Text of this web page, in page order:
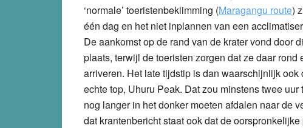
‘normale’ toeristenbeklimming (Maragangu route)
één dag en het niet inplannen van een
De aankomst op de rand van de krater vond door
plaats, terwijl de toeristen zorgen dat ze daar
arriveren. Het late tijdstip is dan waarschijnlijk
echte top, Uhuru Peak. Dat zou minstens twee
nog langer in het donker moeten afdalen naar de
dat krantenbericht staat ook dat de